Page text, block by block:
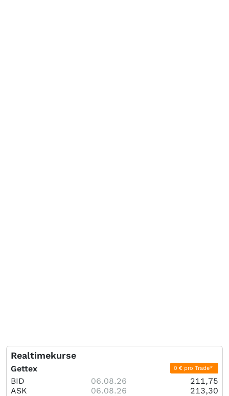
Realtimekurse
Gettex 0 € pro Trade*
BID 06.08.26
211,75
ASK
06.08.26 213,30